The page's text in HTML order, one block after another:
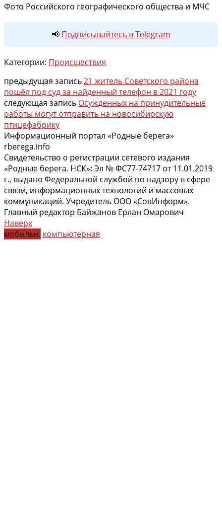
Фото Российского географического общества и МЧС
📢 Подписывайтесь в Telegram
Категории: Происшествия
предыдущая запись21 житель Советского района
пошёл под суд за найденный телефон в 2021 году
следующая запись Осужденных на принудительные
работы могут отправить на новосибирскую
птицефабрику
Информационный портал «Родные берега»
rberega.info
Свидетельство о регистрации сетевого издания
«Родные берега. НСК»: Эл № ФС77-74717 от 11.01.2019
г., выдано Федеральной службой по надзору в сфере
связи, информационных технологий и массовых
коммуникаций. Учредитель ООО «СовИнформ».
Главный редактор Байжанов Ерлан Омарович
Наверх
мобильн. компьютерная